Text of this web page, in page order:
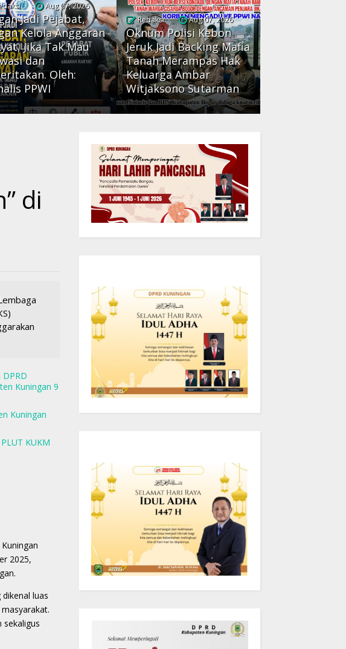
Aug 07, 2026
Jadi Pejabat,
Kelola Anggaran
Jika Tak Mau
dan
Oleh:
PPWI
Redaksi Aug 07, 2026
Oknum Polisi Kebon
Jeruk Jadi Backing Mafia
Tanah Merampas Hak
Keluarga Ambar
Witjaksono Sutarman
di
Kuningan 9
Kuningan
KUKM
2025,
luas
sekaligus